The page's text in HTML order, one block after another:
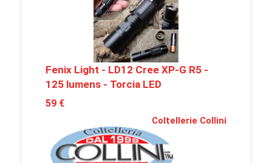
Fenix Light - LD12 Cree XP-G R5 -
125 lumens - Torcia LED
59 €
Coltellerie Collini